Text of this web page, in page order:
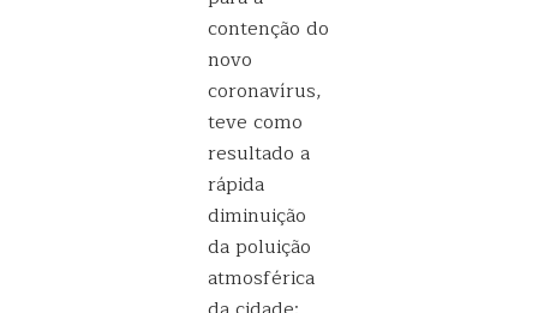
contenção do
novo
coronavírus,
teve como
resultado a
rápida
diminuição
da poluição
atmosférica